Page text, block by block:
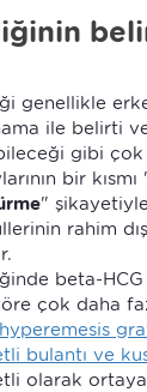
genellikle
ile belirti
gibi
bir kısmı
"
rahim
beta-
çok daha
hyperemesis
bulantı ve
olarak ortaya